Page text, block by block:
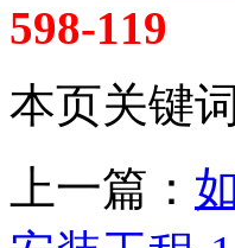
598-119
本页关键词
上一篇：